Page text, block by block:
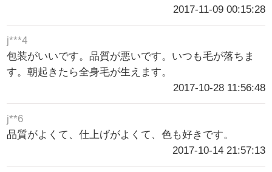
2017-11-09 00:15:28
j***4
包装がいいです。品質が悪いです。いつも毛が落ちま
す。朝起きたら全身毛が生えます。
2017-10-28 11:56:48
j**6
品質がよくて、仕上げがよくて、色も好きです。
2017-10-14 21:57:13